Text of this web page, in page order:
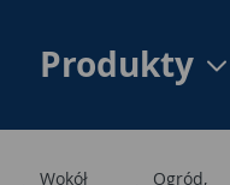
Produkty
Wokół
Ogród,